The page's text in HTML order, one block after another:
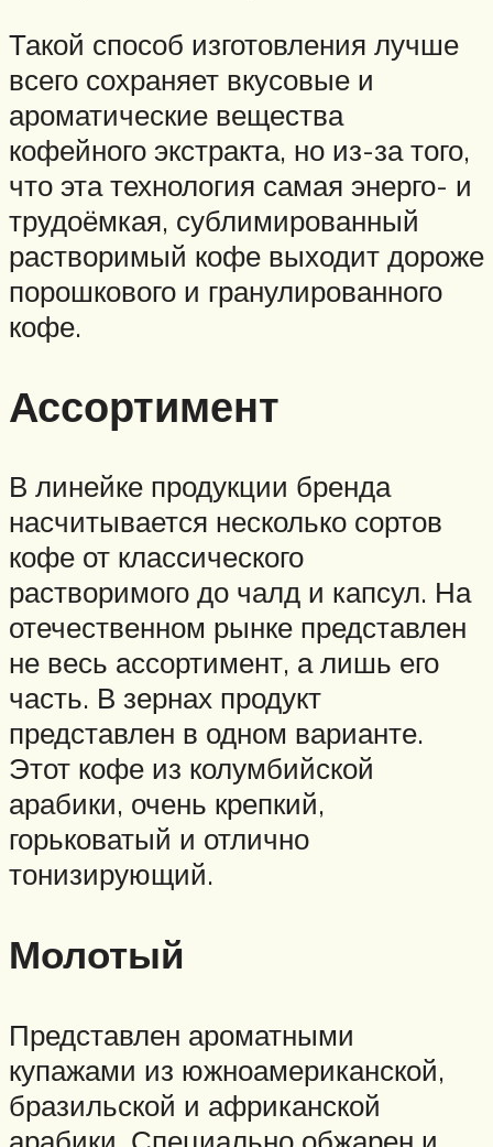
Такой способ изготовления лучше
всего сохраняет вкусовые и
ароматические вещества
кофейного экстракта, но из-за того,
что эта технология самая энерго- и
трудоёмкая, сублимированный
растворимый кофе выходит дороже
порошкового и гранулированного
кофе.
Ассортимент
В линейке продукции бренда
насчитывается несколько сортов
кофе от классического
растворимого до чалд и капсул. На
отечественном рынке представлен
не весь ассортимент, а лишь его
часть. В зернах продукт
представлен в одном варианте.
Этот кофе из колумбийской
арабики, очень крепкий,
горьковатый и отлично
тонизирующий.
Молотый
Представлен ароматными
купажами из южноамериканской,
бразильской и африканской